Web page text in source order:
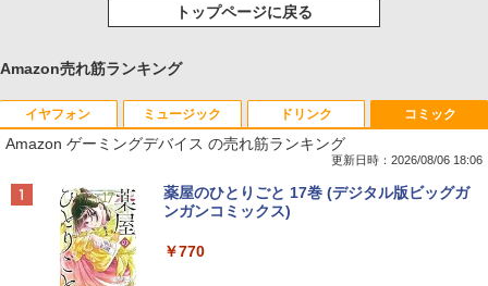
トップページに戻る
Amazon売れ筋ランキング
イヤフォン
Anker Soundcore P40i オフホワイト
ミュージック
BRUCE WAYNE feat. Flo Milli, ATL Jacob
[Explicit]
￥250
ドリンク
【Amazon.co.jp限定】 い・ろ・は・す 2L P
ET ラベルレス ×8本
￥1,001
コミック
Amazon ゲーミングデバイス の売れ筋ランキング
更新日時：2026/08/06 18:06
薬屋のひとりごと 17巻 (デジタル版ビッグガ
ンガンコミックス)
￥770